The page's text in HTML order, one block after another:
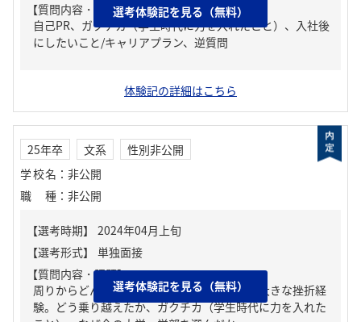
【質問内容・課題】
自己PR、ガクチカ（学生時代に力を入れたこと）、入社後
にしたいこと/キャリアプラン、逆質問
選考体験記を見る（無料）
体験記の詳細はこちら
25年卒 文系
性別非公開
学校名 ： 非公開
職種 ： 非公開
【質問内容・課題】
周りからどんな人といわれる？、人生の中で大きな挫折経
験。どう乗り越えたか、ガクチカ（学生時代に力を入れた
選考体験記を見る（無料）